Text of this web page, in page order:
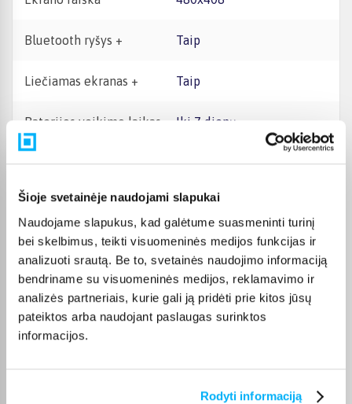
Šioje svetainėje naudojami slapukai
Naudojame slapukus, kad galėtume suasmeninti turinį
bei skelbimus, teikti visuomeninės medijos funkcijas ir
analizuoti srautą. Be to, svetainės naudojimo informaciją
bendriname su visuomeninės medijos, reklamavimo ir
analizės partneriais, kurie gali ją pridėti prie kitos jūsų
pateiktos arba naudojant paslaugas surinktos
informacijos.
Rodyti informaciją
Bluetooth ryšys + Taip
Liečiamas ekranas + Taip
Baterijos veikimo laikas iki 7 dienų
GPS (Vietos nustatymas) Yra
GPS tipas
GPS (L1+L5), GLONASS,
Laikrodžio tipas Laikrodis
Pulsometras Yra
Mobilusis ryšys +
Įmontuoti garsiakalbiai Taip